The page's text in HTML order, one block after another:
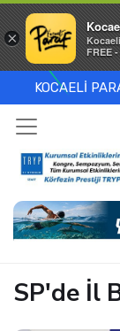
KOCAELİ
SP'de İl
×
FREE